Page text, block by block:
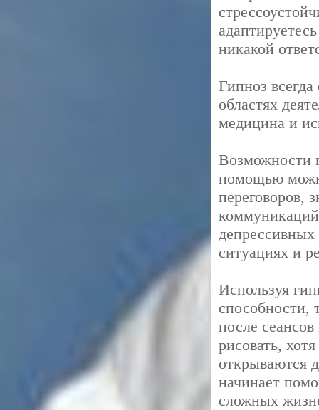
никакой
Гипноз
областях
медицина и
Возможности
помощью
переговоров,
депрессивных
ситуациях и
Используя
способности,
после
рисовать,
открываются
начинает
сложных